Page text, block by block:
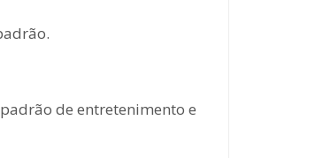
de entretenimento e